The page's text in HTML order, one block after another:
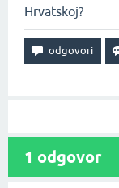
Hrvatskoj?
1 odgovor